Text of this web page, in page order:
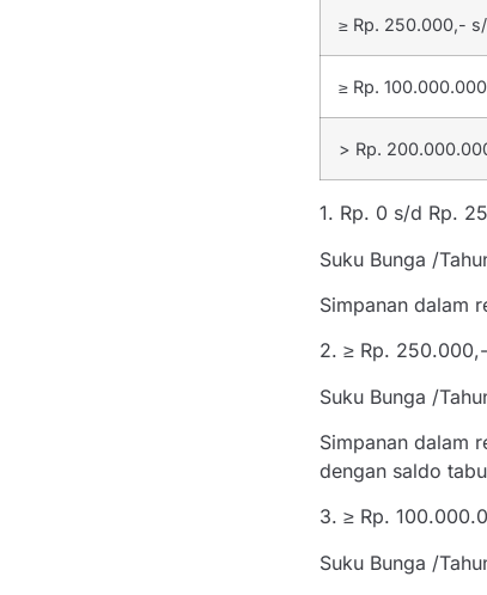
≥ Rp. 250.000,-
≥ Rp.
> Rp.
1. Rp. 0 s/d Rp.
Suku Bunga /
Simpanan dalam
2. ≥ Rp.
Suku Bunga /
Simpanan dalam
dengan saldo
3. ≥ Rp.
Suku Bunga /